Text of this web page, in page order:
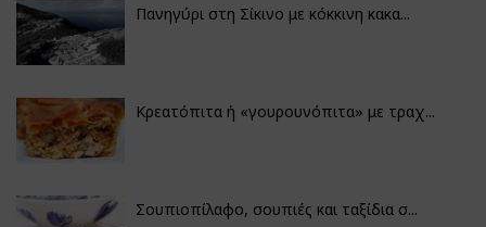
Πανηγύρι στη Σίκινο με κόκκινη κακα...
Κρεατόπιτα ή «γουρουνόπιτα» με τραχ...
Σουπιοπίλαφο, σουπιές και ταξίδια σ...